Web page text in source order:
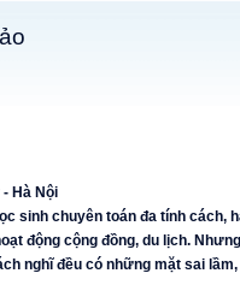
- Hà Nội
sinh chuyên toán đa tính cách,
động cộng đồng, du lịch.
nghĩ đều có những mặt sai